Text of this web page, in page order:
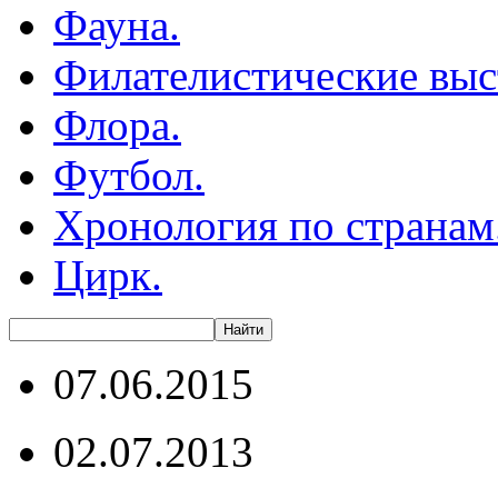
Фауна.
Филателистические
Флора.
Футбол.
Хронология по
Цирк.
07.06.2015
02.07.2013